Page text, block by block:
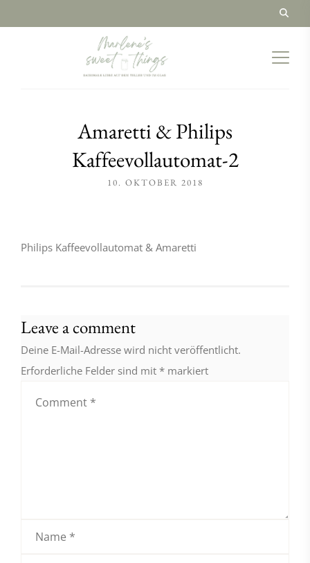
Amaretti & Philips
Kaffeevollautomat-2
10. OKTOBER 2018
Philips Kaffeevollautomat & Amaretti
Leave a comment
Deine E-Mail-Adresse wird nicht veröffentlicht.
Erforderliche Felder sind mit * markiert